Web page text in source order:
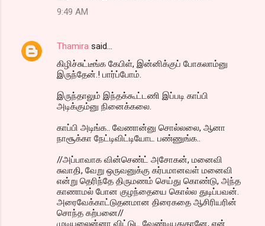
9:49 AM
Thamira said…
கிழிச்சுட்டீங்க கேபிள், இன்னிக்குப் போகலாம்னு
இருந்தேன்.! பார்ப்போம்.
இருந்தாலும் இந்தக்கூட்டணி இப்படி காப்பி
அடிக்கும்னு நினைக்கலை.
காப்பி அடிங்க.. வேணான்னு சொல்லலை, ஆனா
நாசூக்கா நேட்டிவிட்டியோட பண்ணுங்க..
//அப்பாவாக வின்செண்ட் அசோகன், மனைவி
சுவாதி, வேறு ஒருவனுக்கு கர்பமானவள் மனைவி
என்று தெரிந்தே திருமணம் செய்து கொண்டு, அந்த
காணாமல் போன குழந்தையை கொல்ல துடிப்பவன்.
அரைவேக்காட்டுதனமான திரைகதை ஆசிரியரின்
சொந்த கற்பனை//
முடியலைன்னா விட்டுட வேண்டியதுதானே, ஏன்